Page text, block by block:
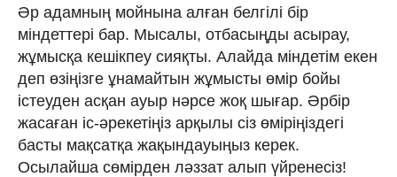
Әр адамның мойнына алған белгілі бір
міндеттері бар. Мысалы, отбасыңды асырау,
жұмысқа кешікпеу сияқты. Алайда міндетім екен
деп өзіңізге ұнамайтын жұмысты өмір бойы
істеуден асқан ауыр нәрсе жоқ шығар. Әрбір
жасаған іс-әрекетіңіз арқылы сіз өміріңіздегі
басты мақсатқа жақындауыңыз керек.
Осылайша сөмірден ләззат алып үйренесіз!